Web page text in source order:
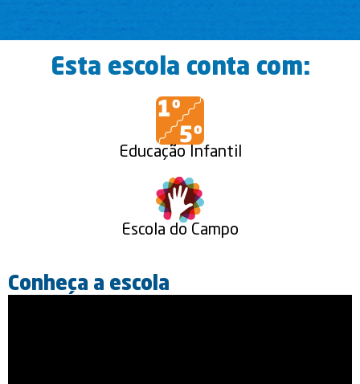
Esta escola conta com:
Educação Infantil
Escola do Campo
Conheça a escola